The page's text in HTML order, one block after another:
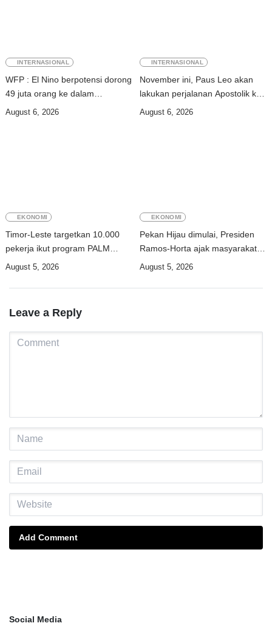
INTERNASIONAL
WFP : El Nino berpotensi dorong
49 juta orang ke dalam
kerawanan pangan akut
August 6, 2026
INTERNASIONAL
November ini, Paus Leo akan
lakukan perjalanan Apostolik ke
Uruguay, Argentina, dan Peru
August 6, 2026
EKONOMI
Timor-Leste targetkan 10.000
pekerja ikut program PALM
Scheme Australia pada 2028
August 5, 2026
EKONOMI
Pekan Hijau dimulai, Presiden
Ramos-Horta ajak masyarakat
hadapi fenomena Super El Nino
August 5, 2026
Leave a Reply
Add Comment
Social Media